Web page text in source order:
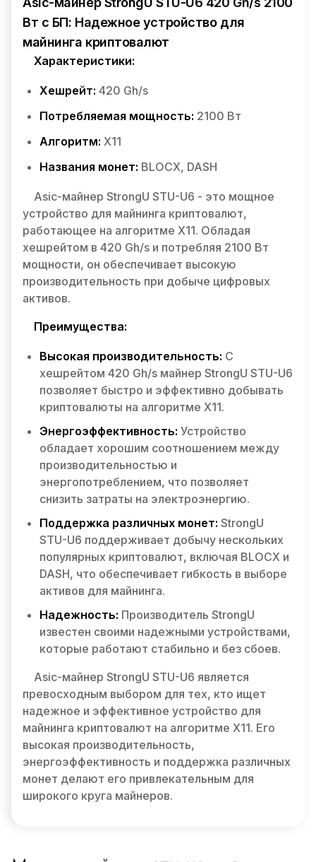
Вт с БП: Надежное устройство для
майнинга криптовалют
Характеристики:
Хешрейт: 420 Gh/s
Потребляемая мощность: 2100 Вт
Алгоритм: X11
Названия монет: BLOCX, DASH
Asic-майнер StrongU STU-U6 - это мощное
устройство для майнинга криптовалют,
работающее на алгоритме X11. Обладая
хешрейтом в 420 Gh/s и потребляя 2100 Вт
мощности, он обеспечивает высокую
производительность при добыче цифровых
активов.
Преимущества:
Высокая производительность: С
хешрейтом 420 Gh/s майнер StrongU STU-U6
позволяет быстро и эффективно добывать
криптовалюты на алгоритме X11.
Энергоэффективность: Устройство
обладает хорошим соотношением между
производительностью и
энергопотреблением, что позволяет
снизить затраты на электроэнергию.
Поддержка различных монет: StrongU
STU-U6 поддерживает добычу нескольких
популярных криптовалют, включая BLOCX и
DASH, что обеспечивает гибкость в выборе
активов для майнинга.
Надежность: Производитель StrongU
известен своими надежными устройствами,
которые работают стабильно и без сбоев.
Asic-майнер StrongU STU-U6 является
превосходным выбором для тех, кто ищет
надежное и эффективное устройство для
майнинга криптовалют на алгоритме X11. Его
высокая производительность,
энергоэффективность и поддержка различных
монет делают его привлекательным для
широкого круга майнеров.